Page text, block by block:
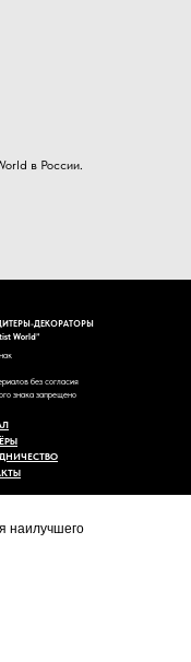
наилучшего
в России.
ДЕКОРАТОРЫ
World”
без согласия
знака запрещено
данных